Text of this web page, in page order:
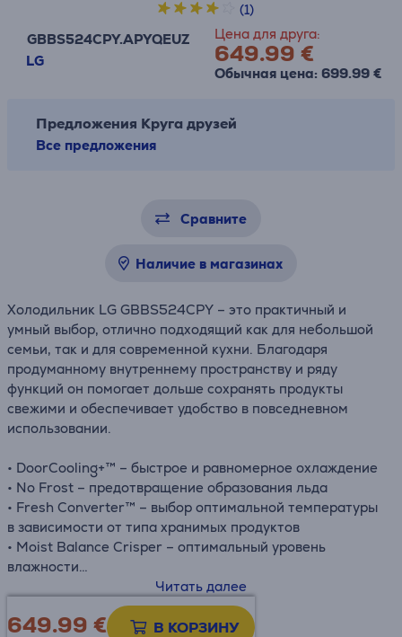
GBBS524CPY.APYQEUZ
LG
Цена для друга:
649.99 €
Обычная цена: 699.99 €
(1)
Предложения Круга друзей
Все предложения
Сравните
Наличие в магазинах
Холодильник LG GBBS524CPY – это практичный и
умный выбор, отлично подходящий как для небольшой
семьи, так и для современной кухни. Благодаря
продуманному внутреннему пространству и ряду
функций он помогает дольше сохранять продукты
свежими и обеспечивает удобство в повседневном
использовании.
• DoorCooling+™ – быстрое и равномерное охлаждение
• No Frost – предотвращение образования льда
• Fresh Converter™ – выбор оптимальной температуры
в зависимости от типа хранимых продуктов
• Moist Balance Crisper – оптимальный уровень
влажности
• LINEAR Cooling – точная регулировка температуры
• Metal Fresh (с каналом)
Читать далее
649.99 € В КОРЗИНУ
Информационный лист